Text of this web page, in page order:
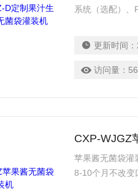
系统（选配）、
更新时间：
访问量：
CXP-WJGZ
苹果酱无菌袋灌
8-10个月不改变